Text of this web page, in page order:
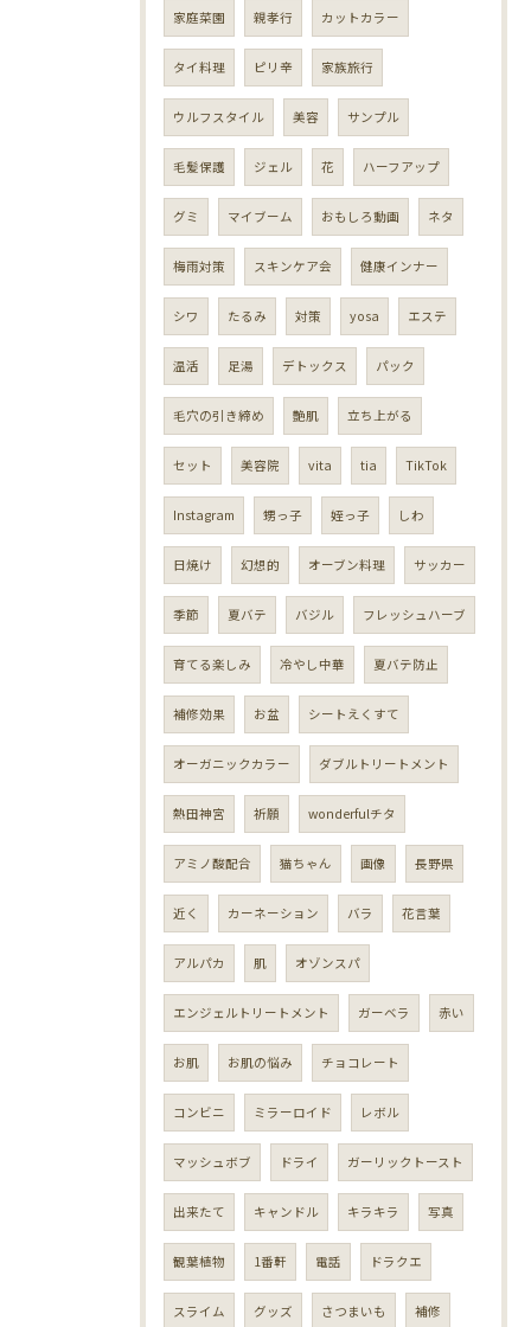
家庭菜園 親孝行 カットカラー
タイ料理 ピリ辛 家族旅行
ウルフスタイル 美容 サンプル
毛髪保護 ジェル 花 ハーフアップ
グミ マイブーム おもしろ動画 ネタ
梅雨対策 スキンケア会 健康インナー
シワ たるみ 対策 yosa エステ
温活 足湯 デトックス パック
毛穴の引き締め 艶肌 立ち上がる
セット 美容院 vita tia TikTok
Instagram 甥っ子 姪っ子 しわ
日焼け 幻想的 オーブン料理 サッカー
季節 夏バテ バジル フレッシュハーブ
育てる楽しみ 冷やし中華 夏バテ防止
補修効果 お盆 シートえくすて
オーガニックカラー ダブルトリートメント
熱田神宮 祈願 wonderfulチタ
アミノ酸配合 猫ちゃん 画像 長野県
近く カーネーション バラ 花言葉
アルパカ 肌 オゾンスパ
エンジェルトリートメント ガーベラ 赤い
お肌 お肌の悩み チョコレート
コンビニ ミラーロイド レボル
マッシュボブ ドライ ガーリックトースト
出来たて キャンドル キラキラ 写真
観葉植物 1番軒 電話 ドラクエ
スライム グッズ さつまいも 補修